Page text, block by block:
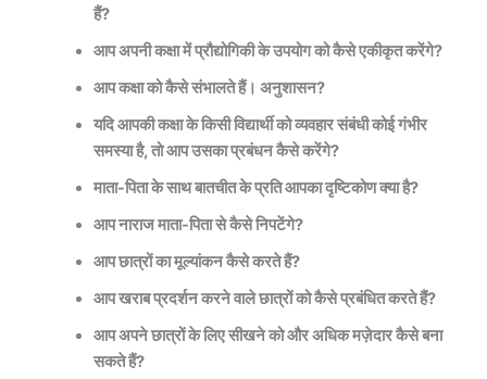
हैं?
आप अपनी कक्षा में प्रौद्योगिकी के उपयोग को कैसे एकीकृत करेंगे?
आप कक्षा को कैसे संभालते हैं। अनुशासन?
यदि आपकी कक्षा के किसी विद्यार्थी को व्यवहार संबंधी कोई गंभीर
समस्या है, तो आप उसका प्रबंधन कैसे करेंगे?
माता-पिता के साथ बातचीत के प्रति आपका दृष्टिकोण क्या है?
आप नाराज माता-पिता से कैसे निपटेंगे?
आप छात्रों का मूल्यांकन कैसे करते हैं?
आप खराब प्रदर्शन करने वाले छात्रों को कैसे प्रबंधित करते हैं?
आप अपने छात्रों के लिए सीखने को और अधिक मज़ेदार कैसे बना
सकते हैं?